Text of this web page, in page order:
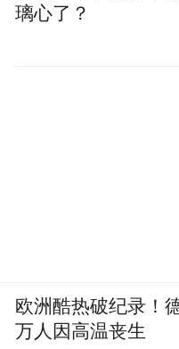
璃心了？
欧洲酷热破纪录！
万人因高温丧生